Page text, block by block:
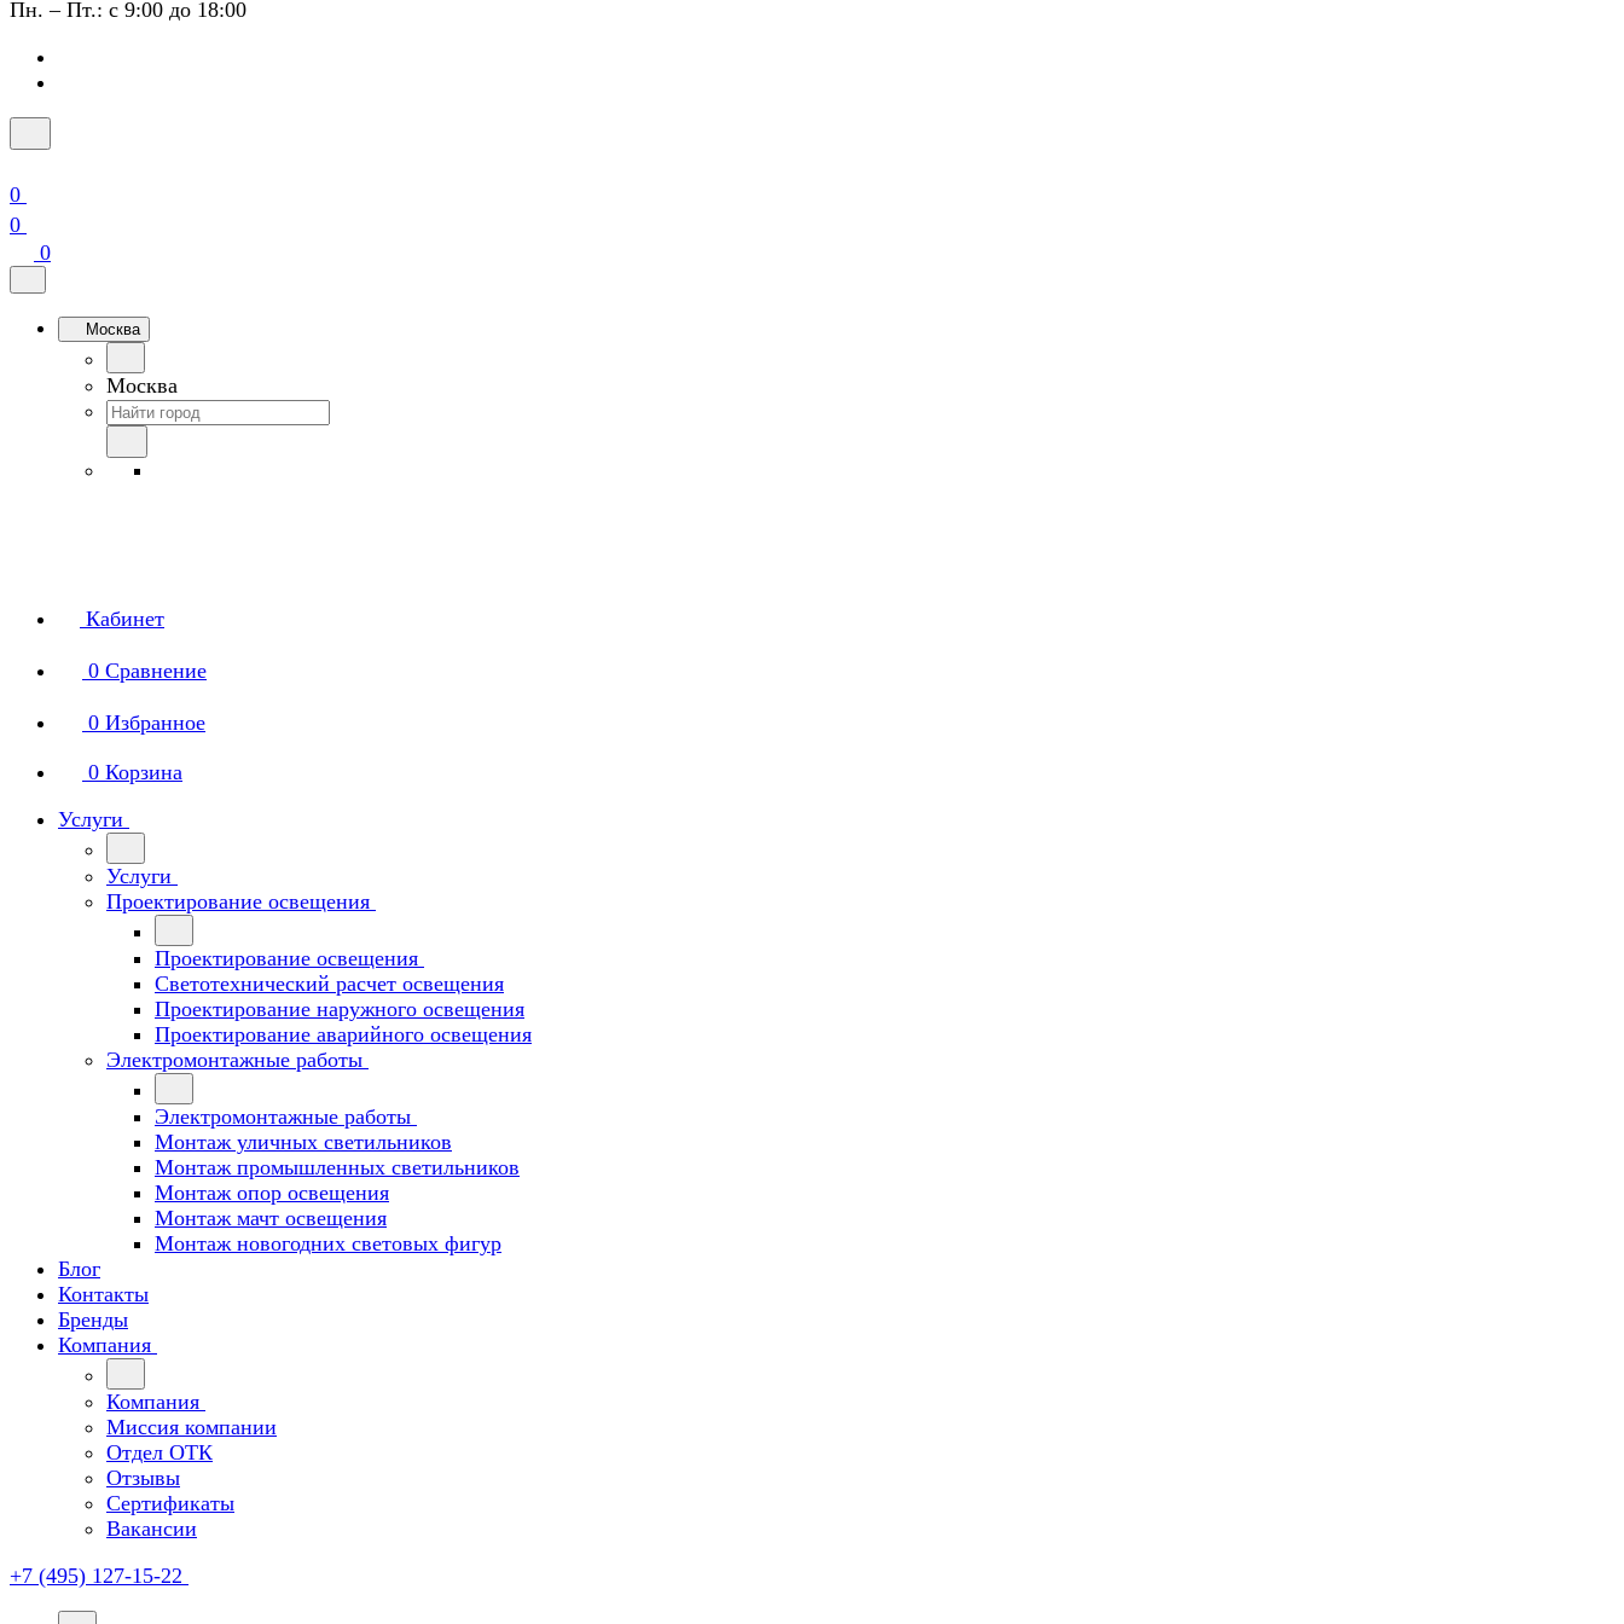
Пн. – Пт.: с 9:00 до 18:00
0
0
0
Москва
Москва
Кабинет
0 Сравнение
0 Избранное
0 Корзина
Услуги
Услуги
Проектирование освещения
Проектирование освещения
Светотехнический расчет освещения
Проектирование наружного освещения
Проектирование аварийного освещения
Электромонтажные работы
Электромонтажные работы
Монтаж уличных светильников
Монтаж промышленных светильников
Монтаж опор освещения
Монтаж мачт освещения
Монтаж новогодних световых фигур
Блог
Контакты
Бренды
Компания
Компания
Миссия компании
Отдел ОТК
Отзывы
Сертификаты
Вакансии
+7 (495) 127-15-22